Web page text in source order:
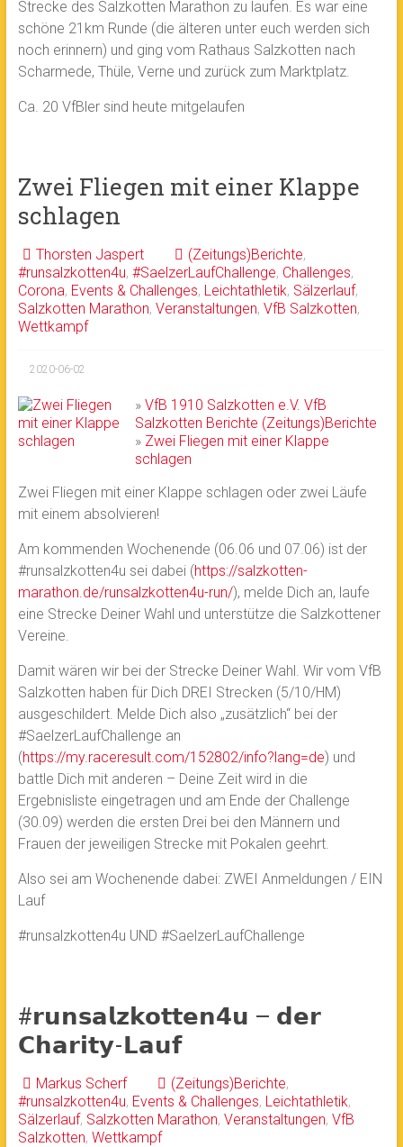
Strecke des Salzkotten Marathon zu laufen. Es war eine
schöne 21km Runde (die älteren unter euch werden sich
noch erinnern) und ging vom Rathaus Salzkotten nach
Scharmede, Thüle, Verne und zurück zum Marktplatz.
Ca. 20 VfBler sind heute mitgelaufen
Zwei Fliegen mit einer Klappe
schlagen
Thorsten Jaspert (Zeitungs)Berichte,
#runsalzkotten4u, #SaelzerLaufChallenge, Challenges,
Corona, Events & Challenges, Leichtathletik, Sälzerlauf,
Salzkotten Marathon, Veranstaltungen, VfB Salzkotten,
Wettkampf
2020-06-02
»VfB 1910 Salzkotten e.V. VfB
Salzkotten Berichte (Zeitungs)Berichte
» Zwei Fliegen mit einer Klappe
schlagen
Zwei Fliegen mit einer Klappe schlagen oder zwei Läufe
mit einem absolvieren!
Am kommenden Wochenende (06.06 und 07.06) ist der
#runsalzkotten4u sei dabei (https://salzkotten-
marathon.de/runsalzkotten4u-run/), melde Dich an, laufe
eine Strecke Deiner Wahl und unterstütze die Salzkottener
Vereine.
Damit wären wir bei der Strecke Deiner Wahl. Wir vom VfB
Salzkotten haben für Dich DREI Strecken (5/10/HM)
ausgeschildert. Melde Dich also „zusätzlich“ bei der
#SaelzerLaufChallenge an
(https://my.raceresult.com/152802/info?lang=de) und
battle Dich mit anderen – Deine Zeit wird in die
Ergebnisliste eingetragen und am Ende der Challenge
(30.09) werden die ersten Drei bei den Männern und
Frauen der jeweiligen Strecke mit Pokalen geehrt.
Also sei am Wochenende dabei: ZWEI Anmeldungen / EIN
Lauf
#runsalzkotten4u UND #SaelzerLaufChallenge
#𝗿𝘂𝗻𝘀𝗮𝗹𝘇𝗸𝗼𝘁𝘁𝗲𝗻𝟰𝘂 – 𝗱𝗲𝗿
𝗖𝗵𝗮𝗿𝗶𝘁𝘆-𝗟𝗮𝘂𝗳
Markus Scherf (Zeitungs)Berichte,
#runsalzkotten4u, Events & Challenges, Leichtathletik,
Sälzerlauf, Salzkotten Marathon, Veranstaltungen, VfB
Salzkotten, Wettkampf